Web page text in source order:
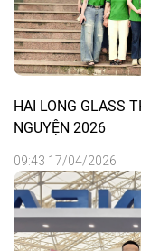
HAI LONG GLASS
NGUYỆN 2026
09:43 17/04/2026